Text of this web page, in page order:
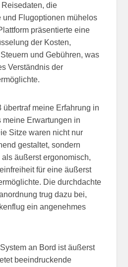
die
und Flugoptionen mühelos
präsentierte eine
der Kosten,
und Gebühren, was
Verständnis der
übertraf meine Erfahrung in
meine Erwartungen in
Sitze waren nicht nur
gestaltet, sondern
äußerst ergonomisch,
für eine äußerst
Die durchdachte
trug dazu bei,
ein angenehmes
an Bord ist äußerst
beeindruckende